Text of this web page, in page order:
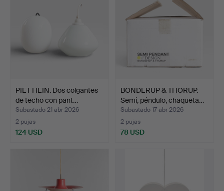
PIET HEIN. Dos colgantes
de techo con pant…
Subastado 21 abr 2026
2 pujas
124 USD
BONDERUP & THORUP.
Semi, péndulo, chaqueta…
Subastado 17 abr 2026
2 pujas
78 USD